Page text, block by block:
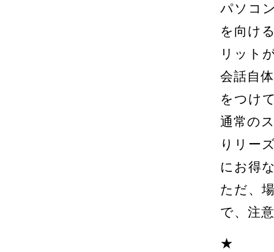
パソコ
を向け
リット
会話自
をつけ
通常の
りリー
にお得
ただ、
で、注
★